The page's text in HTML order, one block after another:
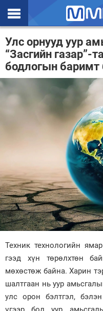
Эхлэл
Цаг агаар
Валют ханш
Нийгэм
Дэлхий
Энтертайнмэнт
Зурхай
Улс орнууд уур
“Засгийн газар”-
бодлогын баримт
Техник технологийн
гээд хүн төрөлхтөн
мөхөстөж байна. Харин
шалтгаан нь уур
улс орон бэлтгэл,